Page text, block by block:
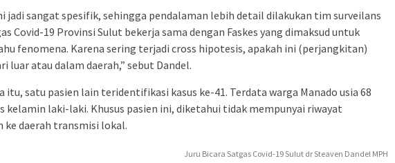
jadi sangat spesifik, sehingga pendalaman lebih detail dilakukan tim surveilans
Covid-19 Provinsi Sulut bekerja sama dengan Faskes yang dimaksud untuk
fenomena. Karena sering terjadi cross hipotesis, apakah ini (perjangkitan)
luar atau dalam daerah,” sebut Dandel.
itu, satu pasien lain teridentifikasi kasus ke-41. Terdata warga Manado usia 68
kelamin laki-laki. Khusus pasien ini, diketahui tidak mempunyai riwayat
ke daerah transmisi lokal.
Juru Bicara Satgas Covid-19 Sulut dr Steaven Dandel MPH